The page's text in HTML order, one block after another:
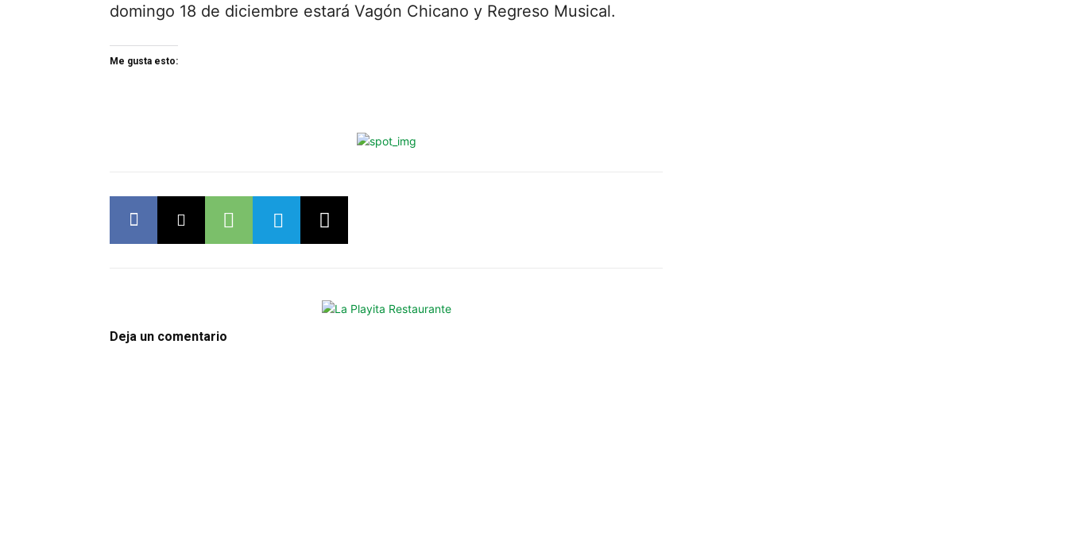
domingo 18 de diciembre estará Vagón Chicano y Regreso Musical.
Me gusta esto:
Deja un comentario